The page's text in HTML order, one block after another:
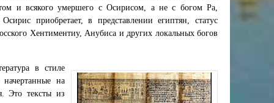
и всякого умершего с Осирисом, а не с богом Ра,
приобретает, в представлении египтян, статус
Хентиментиу, Анубиса и других локальных богов
в стиле
на
Это тексты из